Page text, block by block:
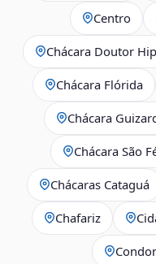
Centro
Chácara Doutor
Chácara Flórida
Chácara
Chácara São
Chácaras Cataguá
Chafariz